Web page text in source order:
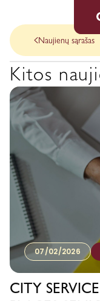
Naujienų sąrašas
Kitos
07/02/2026
CITY